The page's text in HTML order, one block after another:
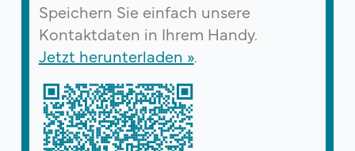
Speichern Sie einfach unsere
Kontaktdaten in Ihrem Handy.
Jetzt herunterladen ».